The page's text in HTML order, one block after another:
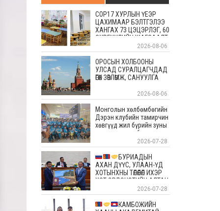
COP17 ХУРЛЫН ҮЕЭР
ЦАХИМААР БЭЛТГЭЛЭЭ
ХАНГАХ 73 ЦЭЦЭРЛЭГ, 60
СУРГУУЛИЙН ЖАГСААЛТ
2026-08-06
ОРОСЫН ХОЛБООНЫ
УЛСАД СУРАЛЦАГЧДАД
ӨГӨХ ЗӨВЛӨМЖ, САНУУЛГА
2026-08-06
Монголын хөлбөмбөгийн
Дэрэн клубийн тамирчин
хөвгүүд жил бүрийн зуны
энэ өдрүүдэд болдог
уламжлалт Скандиновын
орнуудын тэмцээндээ
оролцоод ирлээ
2026-07-28
БУРИАДЫН
АХАН ДҮҮС, УЛААН-ҮД
ХОТЫНХНЫ ТӨЛӨӨЛӨЛ ИХЭР
ХОТ ЭРДЭНЭТИЙН АЛТАН
ОЙД БАЯР ХҮРГЭЛЭЭ
2026-07-28
КАМБОЖИЙН